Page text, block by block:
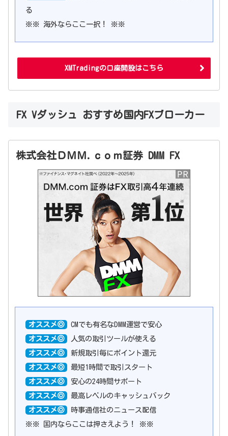
る
※※ 海外ならここ一択！ ※※
XMTradingの口座開設はこちら
FX Vダッシュ おすすめ国内FXブローカー
株式会社ＤＭＭ.ｃｏｍ証券 DMM FX
オススメ◎ CMでも有名なDMM運営で安心
オススメ◎ 人気の取引ツールが使える
オススメ◎ 新規取引毎にポイント還元
オススメ◎ 最短1時間で取引スタート
オススメ◎ 安心の24時間サポート
オススメ◎ 最高レベルのキャッシュバック
オススメ◎ 時事通信社のニュース配信
※※ 国内ならここは押さえよう！ ※※